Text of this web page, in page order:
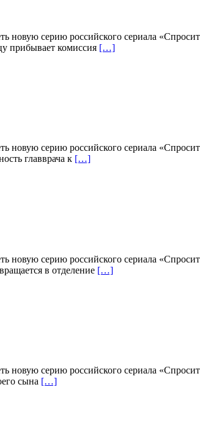
новую серию российского сериала
прибывает комиссия […]
новую серию российского сериала
главврача к […]
новую серию российского сериала
в отделение […]
новую серию российского сериала
сына […]